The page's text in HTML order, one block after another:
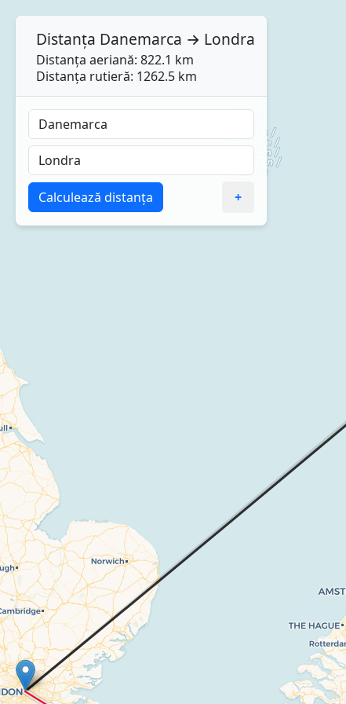
Distanța Danemarca → Londra
Distanța aeriană: 822.1 km
Distanța rutieră: 1262.5 km
Calculează distanța +